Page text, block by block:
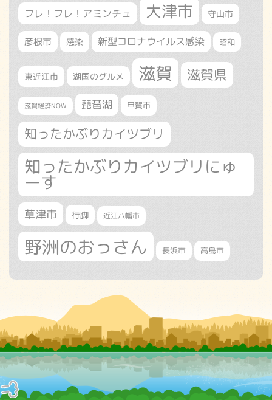
フレ！フレ！アミンチュ 大津市 守山市
彦根市 感染 新型コロナウイルス感染 昭和
東近江市 湖国のグルメ 滋賀 滋賀県
滋賀経済NOW 琵琶湖 甲賀市
知ったかぶりカイツブリ
知ったかぶりカイツブリにゅ
ーす
草津市 行脚 近江八幡市
野洲のおっさん 長浜市 高島市